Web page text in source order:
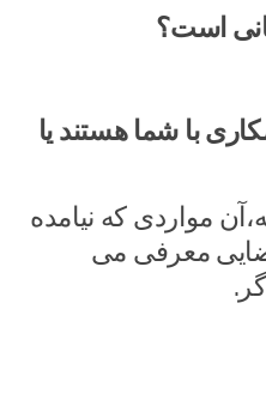
است؟
با شما هستند یا
مواردی که نیامده
معرفی می